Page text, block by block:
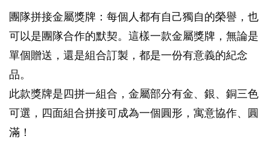
團隊拼接金屬獎牌：每個人都有自己獨自的榮譽，也
可以是團隊合作的默契。這樣一款金屬獎牌，無論是
單個贈送，還是組合訂製，都是一份有意義的紀念
品。
此款獎牌是四拼一組合，金屬部分有金、銀、銅三色
可選，四面組合拼接可成為一個圓形，寓意協作、圓
滿！